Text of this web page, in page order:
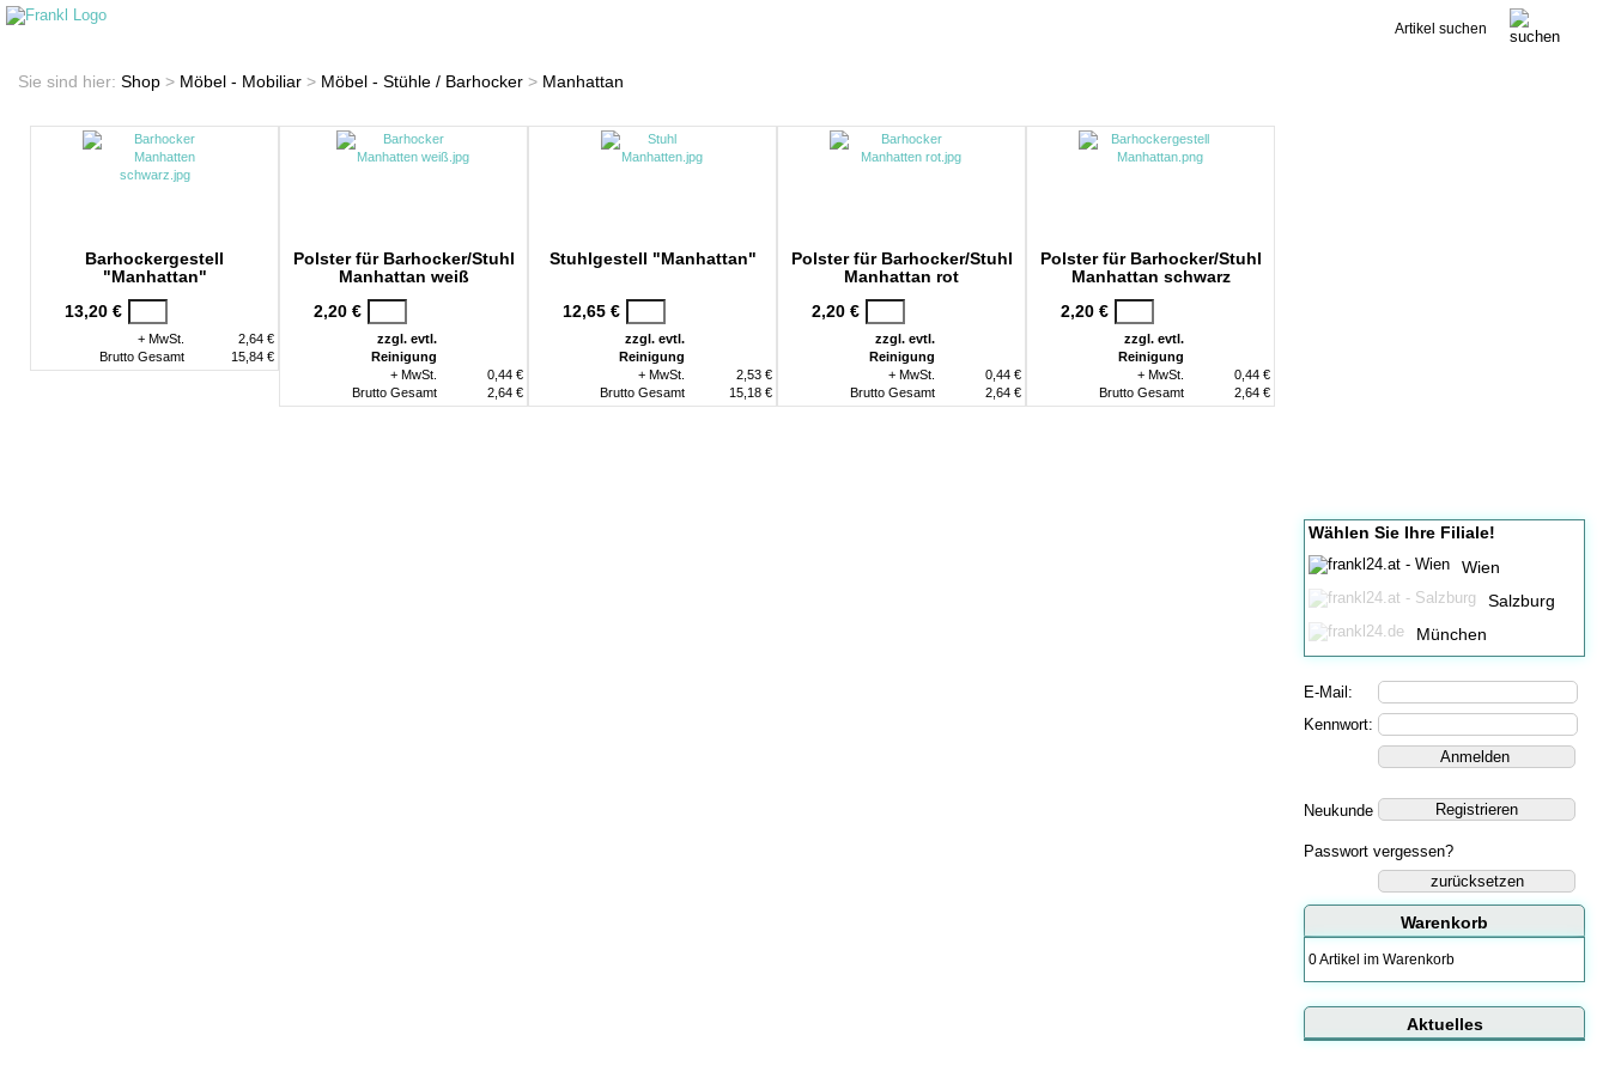
Sie sind hier: Shop > Möbel - Mobiliar > Möbel - Stühle / Barhocker > Manhattan
Barhockergestell
"Manhattan"
13,20 €
+ MwSt.
2,64 €
Brutto Gesamt
15,84 €
Polster für Barhocker/Stuhl
Manhattan weiß
2,20 €
zzgl. evtl.
Reinigung
+ MwSt.
0,44 €
Brutto Gesamt
2,64 €
Stuhlgestell "Manhattan"
12,65 €
zzgl. evtl.
Reinigung
+ MwSt.
2,53 €
Brutto Gesamt
15,18 €
Polster für Barhocker/Stuhl
Manhattan rot
2,20 €
zzgl. evtl.
Reinigung
+ MwSt.
0,44 €
Brutto Gesamt
2,64 €
Polster für Barhocker/Stuhl
Manhattan schwarz
2,20 €
zzgl. evtl.
Reinigung
+ MwSt.
0,44 €
Brutto Gesamt
2,64 €
Wählen Sie Ihre Filiale!
Wien
Salzburg
München
E-Mail:
Kennwort:
Neukunde
Passwort vergessen?
zurücksetzen
Warenkorb
0 Artikel im Warenkorb
Aktuelles